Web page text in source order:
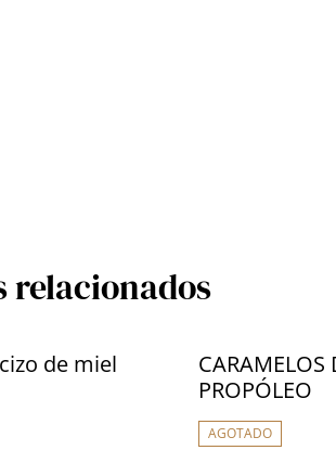
de miel
CARAMELOS
PROPÓLEO
AGOTADO